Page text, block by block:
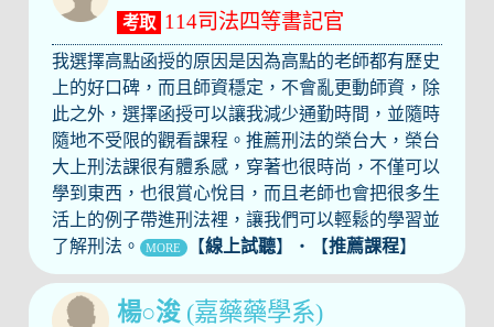
考取 114司法四等書記官
我選擇高點函授的原因是因為高點的老師都有歷史
上的好口碑，而且師資穩定，不會亂更動師資，除
此之外，選擇函授可以讓我減少通勤時間，並隨時
隨地不受限的觀看課程。推薦刑法的榮台大，榮台
大上刑法課很有體系感，穿著也很時尚，不僅可以
學到東西，也很賞心悅目，而且老師也會把很多生
活上的例子帶進刑法裡，讓我們可以輕鬆的學習並
了解刑法。
MORE 【線上試聽】‧【推薦課程】
楊○浚(嘉藥藥學系)